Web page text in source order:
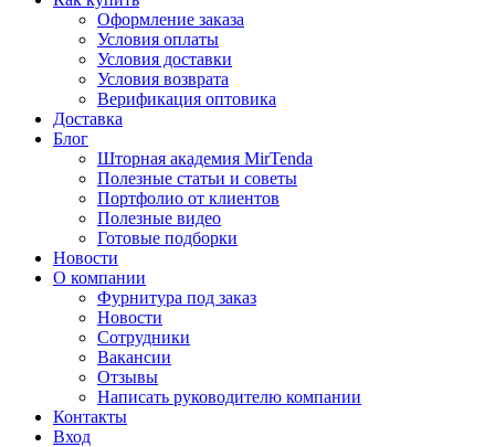
Оформление заказа
Условия оплаты
Условия доставки
Условия возврата
Верификация оптовика
Доставка
Блог
Шторная академия MirTenda
Полезные статьи и советы
Портфолио от клиентов
Полезные видео
Готовые подборки
Новости
О компании
Фурнитура под заказ
Новости
Сотрудники
Вакансии
Отзывы
Написать руководителю компании
Контакты
Вход